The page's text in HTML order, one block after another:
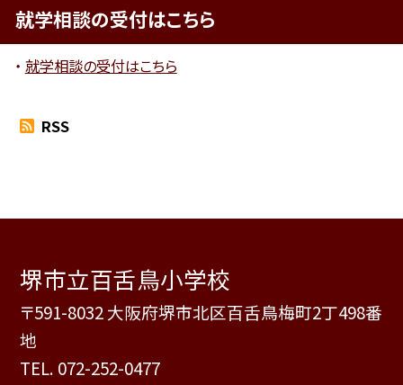
就学相談の受付はこちら
就学相談の受付はこちら
RSS
堺市立百舌鳥小学校
〒591-8032 大阪府堺市北区百舌鳥梅町2丁498番
地
TEL. 072-252-0477